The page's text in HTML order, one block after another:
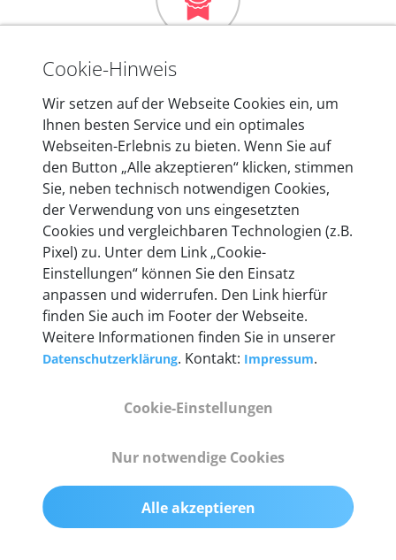
Mehr als 10 Jahre Erfahrung
In den Kfz-Diagnosegeräten von autoaid stecken
mehr als 10 Jahre Erfahrung, und auch in Zukunft
entwickeln wir unsere Produkte am Standort in
Berlin laufend weiter. Auf diese Qualität vertrauen
heute mehr als 60.000 Privatkunden und
Unternehmen.
Technische Details &
Lieferumfang
Abmessungen
Gewicht
200 g
Cookie-Hinweis
Wir setzen auf der Webseite Cookies ein, um
Ihnen besten Service und ein optimales
Webseiten-Erlebnis zu bieten. Wenn Sie auf
den Button „Alle akzeptieren“ klicken, stimmen
Sie, neben technisch notwendigen Cookies,
der Verwendung von uns eingesetzten
Cookies und vergleichbaren Technologien (z.B.
Pixel) zu. Unter dem Link „Cookie-
Einstellungen“ können Sie den Einsatz
anpassen und widerrufen. Den Link hierfür
finden Sie auch im Footer der Webseite.
Weitere Informationen finden Sie in unserer
Datenschutzerklärung. Kontakt: Impressum.
Cookie-Einstellungen
Nur notwendige Cookies
Alle akzeptieren